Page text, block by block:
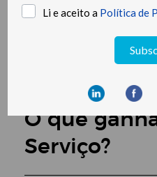
acompanhamento
Avaliação de
O que
Serviço?